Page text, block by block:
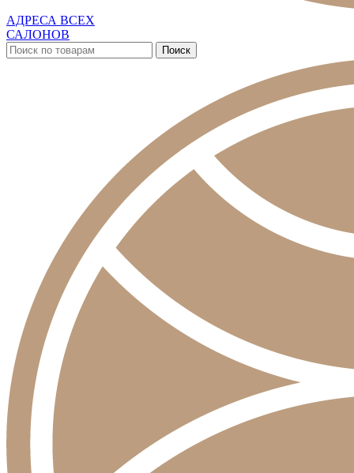
АДРЕСА ВСЕХ
САЛОНОВ